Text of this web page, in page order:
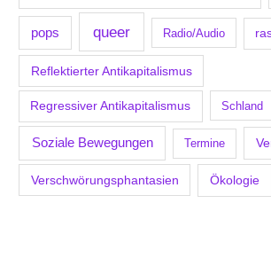
pops queer Radio/Audio
Reflektierter Antikapitalismus
Regressiver Antikapitalismus Schland
Soziale Bewegungen Termine
Verschwörungsphantasien Ökologie